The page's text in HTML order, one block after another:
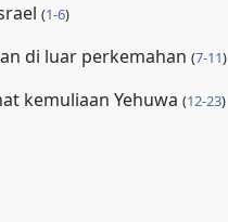
(1-6)
di luar perkemahan (7-11)
kemuliaan Yehuwa (12-23)